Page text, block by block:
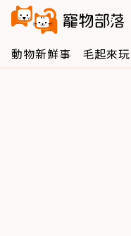
動物新鮮事 毛起來玩